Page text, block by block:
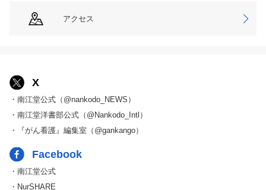
アクセス
X
・南江堂公式（@nankodo_NEWS）
・南江堂洋書部公式（@Nankodo_Intl）
・『がん看護』編集室（@gankango）
Facebook
・南江堂公式
・NurSHARE